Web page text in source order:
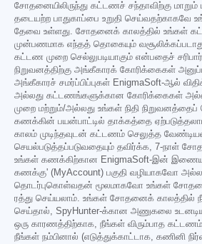
சோதனையிலிருந்து கட்டணச் சந்தாவிற்கு
தடையற்ற பாதுகாப்பை உறுதி
தேவை உள்ளது. சோதனைக் காலத்தில் உங்கள்
முன்பணமாக எந்தத் தொகையும்
கட்டண முறை செல்லுபடியாகும் என்பதைச்
நிறுவனத்திற்கு அங்கீகாரக் கோரிக்கைகள்
அங்கீகாரச் சமர்ப்பிப்புகள் EnigmaSoft-ஆல்
அல்லது கட்டணங்களுக்கான கோரிக்கைகள்
முறை மற்றும்/அல்லது உங்கள் நிதி
கணக்கின் பயன்பாட்டில் தாக்கத்தை
காலம் முடிந்தவுடன் கட்டணம் செலுத்த
செயல்படுத்தப்படுவதையும் தவிர்க்க, 7-நாள்
உங்கள் கணக்கிற்கான EnigmaSoft-இன்
கணக்கு' (MyAccount) பகுதி வழியாகவோ
தொடர்புகொள்வதன் மூலமாகவோ உங்கள்
ரத்து செய்யலாம். உங்கள் சோதனைக் காலத்தில்
செய்தால், SpyHunter-க்கான அணுகலை
ஒரு காரணத்திற்காக, நீங்கள் விரும்பாத
நீங்கள் நம்பினால் (எடுத்துக்காட்டாக, கணினி